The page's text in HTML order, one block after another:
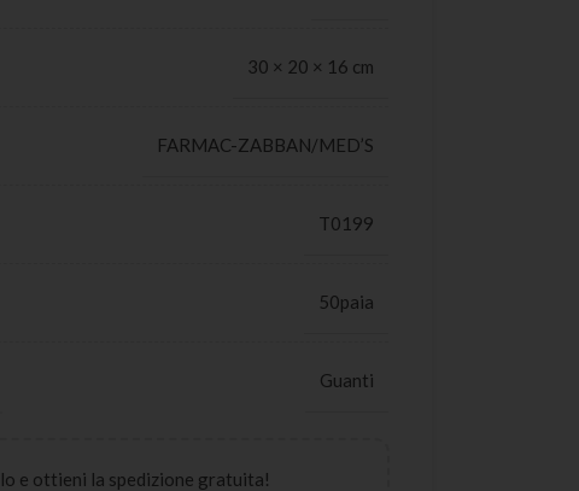
30 × 20 × 16 cm
FARMAC-ZABBAN/MED’S
T0199
50paia
Guanti
e ottieni la spedizione gratuita!